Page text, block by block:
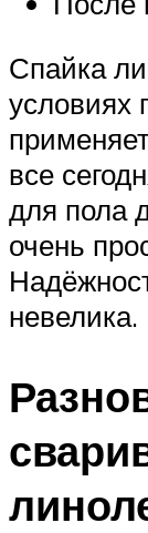
Спайка
условиях
все
для пола
очень
невелика.